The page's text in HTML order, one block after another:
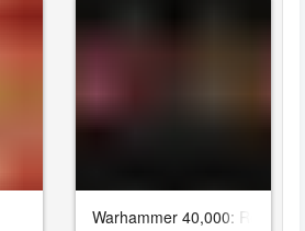
Warhammer 40,000: Rogue